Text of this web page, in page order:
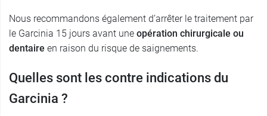
Nous recommandons également d’arrêter le traitement par
le Garcinia 15 jours avant une opération chirurgicale ou
dentaire en raison du risque de saignements.
Quelles sont les contre indications du
Garcinia ?